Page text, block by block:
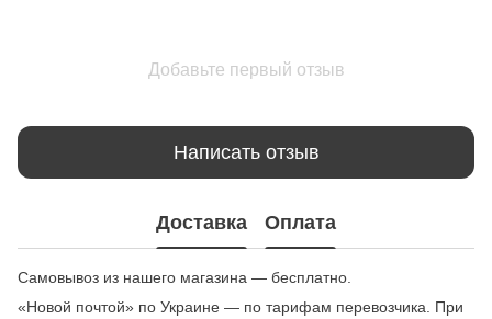
Добавьте первый отзыв
Написать отзыв
Доставка Оплата
Самовывоз из нашего магазина — бесплатно.
«Новой почтой» по Украине — по тарифам перевозчика. При